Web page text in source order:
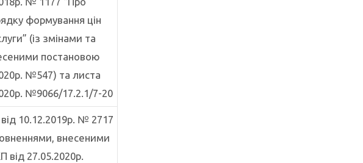
формування цін
(із змінами та
постановою
№547) та листа
№9066/17.2.1/7-20
10.12.2019р. № 2717
внесеними
від 27.05.2020р.